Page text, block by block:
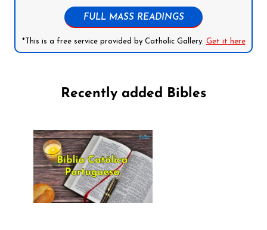
FULL MASS READINGS
*This is a free service provided by Catholic Gallery. Get it here
Recently added Bibles